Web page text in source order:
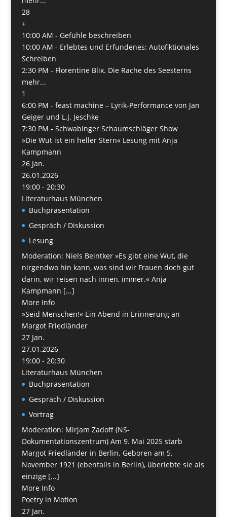
28
+
10:00 AM - Gefühle beschreiben
10:00 AM - Erlebtes und Erfundenes: Autofiktionales
Schreiben
2:30 PM - Florentine Blix. Die Rache des Seesterns
mehr...
1
6:00 PM - feast machine – Lyrik-Performance von Jan
Geiger und L.J. Jeschke
7:30 PM - Schwabinger Schaumschläger Show
»Die Wut ist ein heller Stern« Lesung mit Anja
Kampmann
26 Jan.
26.01.2026
19:00 - 20:30
Literaturhaus München
Buchpräsentation
Gespräch / Diskussion
Lesung
Moderation: Niels Beintker »Es gibt eine Wut, die
nirgendwo hin kann, was sind wir Frauen doch gut
darin, wir reisen nach innen, immer.« Anja
Kampmann [...]
More Info
»Seid Menschen!« Ein Abend in Erinnerung an
Margot Friedländer
27 Jan.
27.01.2026
19:00 - 20:30
Literaturhaus München
Buchpräsentation
Gespräch / Diskussion
Vortrag
Moderation: Mirjam Zadoff (NS-
Dokumentationszentrum) Am 9. Mai 2025 starb
Margot Friedländer in Berlin. Geboren am 5.
November 1921 (ebenfalls in Berlin), überlebte sie als
einzige [...]
More Info
Poetry in Motion
27 Jan.